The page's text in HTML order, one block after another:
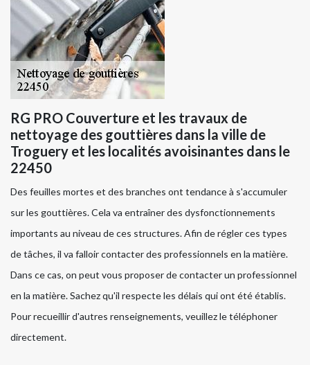
RG PRO Couverture et les travaux de
nettoyage des gouttières dans la ville de
Troguery et les localités avoisinantes dans le
22450
Des feuilles mortes et des branches ont tendance à s'accumuler
sur les gouttières. Cela va entraîner des dysfonctionnements
importants au niveau de ces structures. Afin de régler ces types
de tâches, il va falloir contacter des professionnels en la matière.
Dans ce cas, on peut vous proposer de contacter un professionnel
en la matière. Sachez qu'il respecte les délais qui ont été établis.
Pour recueillir d'autres renseignements, veuillez le téléphoner
directement.